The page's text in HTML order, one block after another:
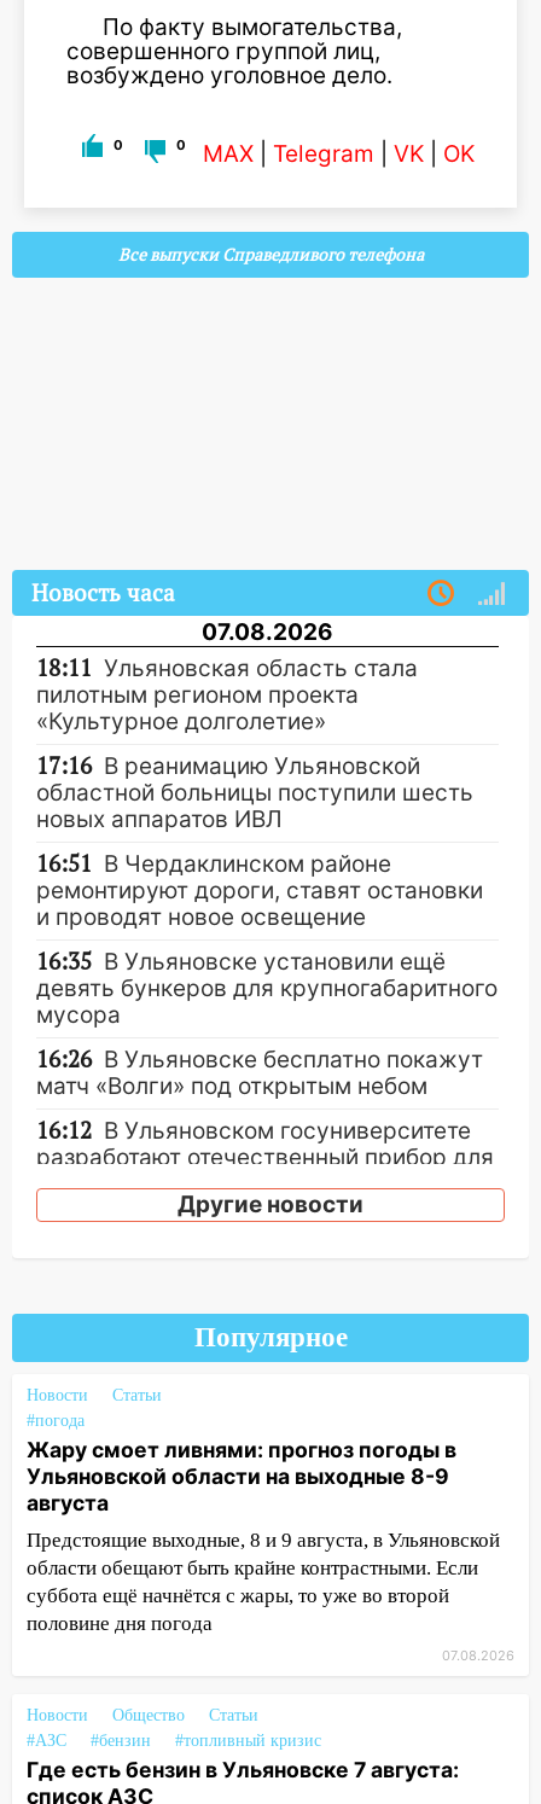
По факту вымогательства,
совершенного группой лиц,
возбуждено уголовное дело.
0 0 MAX Telegram VK OK
Все выпуски Справедливого телефона
Новость часа
07.08.2026
18:11 Ульяновская область стала
пилотным регионом проекта
«Культурное долголетие»
17:16 В реанимацию Ульяновской
областной больницы поступили шесть
новых аппаратов ИВЛ
16:51 В Чердаклинском районе
ремонтируют дороги, ставят остановки
и проводят новое освещение
16:35 В Ульяновске установили ещё
девять бункеров для крупногабаритного
мусора
16:26 В Ульяновске бесплатно покажут
матч «Волги» под открытым небом
16:12 В Ульяновском госуниверситете
разработают отечественный прибор для
цифровой ПЦР
15:47 Ульяновцы могут вернуть деньги
После вмешательства
прокуратуры в селах Ульяновской
площадки
15:27
Прокуратура проверяет
капремонт школы в селе Кивать
15:08
проверки обновили разметку на
пешеходных переходах
14:40 На проспекте Гая в Ульяновске
запретили остановку автомобилей на
14:22
В Новом городе 8 августа пройдет
большой фестиваль «Наше время» с
мотофристайлом и концертом
«Мураками»
Другие новости
Популярное
Новости
Статьи
#погода
Жару смоет ливнями: прогноз погоды в
Ульяновской области на выходные 8-9
августа
Предстоящие выходные, 8 и 9 августа, в Ульяновской
области обещают быть крайне контрастными. Если
суббота ещё начнётся с жары, то уже во второй
половине дня погода
07.08.2026
Новости Общество
Статьи
#АЗС
#бензин #топливный кризис
Где есть бензин в Ульяновске 7 августа:
список АЗС